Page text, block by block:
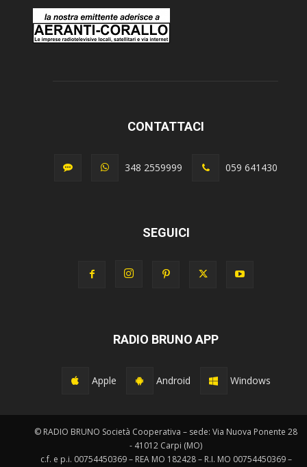
CONTATTACI
348 2559999 059 641430
SEGUICI
RADIO BRUNO APP
Apple Android Windows
© RADIO BRUNO Società Cooperativa – sede: Via Nuova Ponente 28
- 41012 Carpi (MO)
c.f. e p.i. 00754450369 – REA MO 182428 – R.I. MO 00754450369 –